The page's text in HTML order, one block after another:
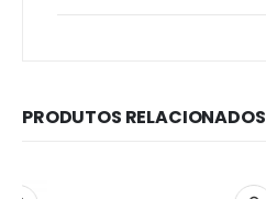
PRODUTOS RELACIONADOS